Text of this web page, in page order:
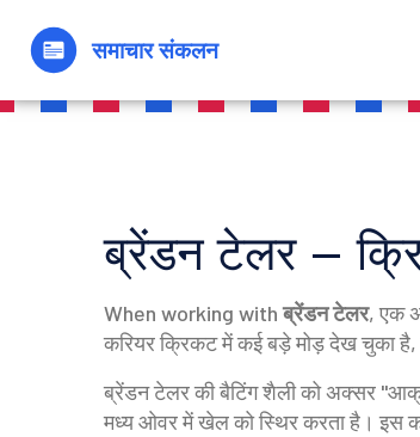
ब्रेंडन टेलर –
When working withब्रेंडन टेलर,एक
करियरक्रिकटमें कई बड़े मोड़ देख चुका
ब्रेंडन टेलर की बैटिंग शैली को अक्सर
मध्य ओवर में खेल को स्थिर करता है। इस